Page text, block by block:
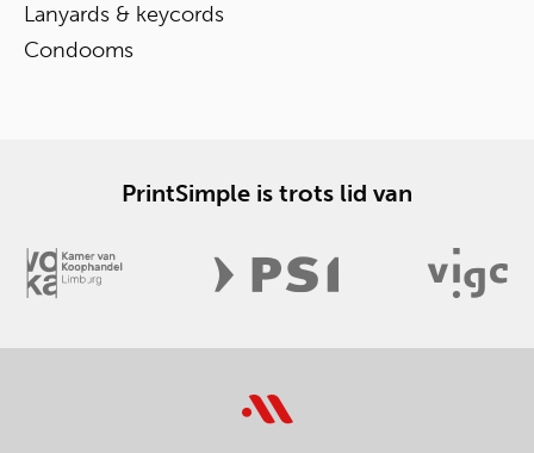
Lanyards & keycords
Condooms
PrintSimple is trots lid van